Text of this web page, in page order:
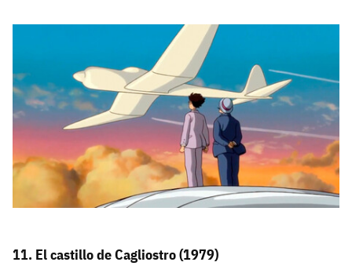
11. El castillo de Cagliostro (1979)